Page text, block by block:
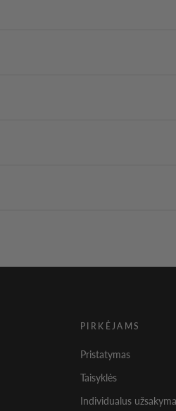
PIRKĖJAMS
Pristatymas
Taisyklės
Individualus